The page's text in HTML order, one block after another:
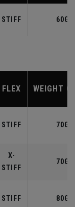
STIFF 60G
FLEX WEIGHT
STIFF 70G
X-
STIFF
70G
STIFF 80G